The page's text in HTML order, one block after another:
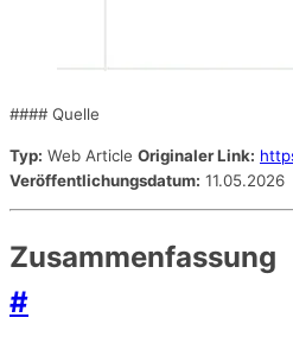
#### Quelle
Typ: Web Article Originaler Link:
Veröffentlichungsdatum: 11.05.2026
Zusammenfassung
#